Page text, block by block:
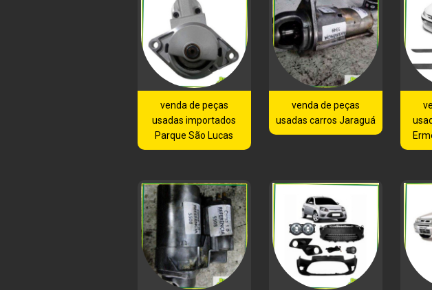
venda de peças
usadas importados
Parque São Lucas
venda de peças
usadas carros Jaraguá